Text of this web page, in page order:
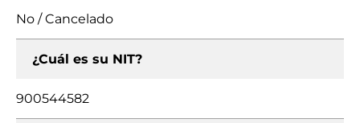
No / Cancelado
¿Cuál es su NIT?
900544582